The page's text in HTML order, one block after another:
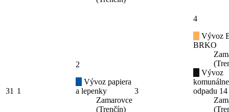
31 1
2
Vývoz papiera
a lepenky
Zamarovce
(Trenčín)
3
4
Vývoz
BRKO
Vývoz
odpadu